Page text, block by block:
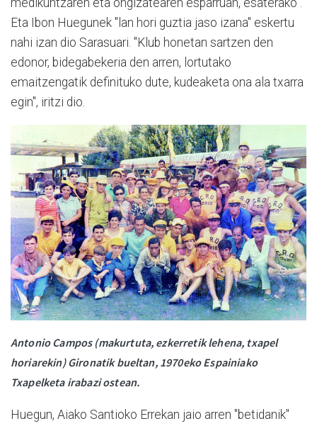
medikuntzaren eta ongizatearen esparruan, esaterako".
Eta Ibon Huegunek "lan hori guztia jaso izana" eskertu
nahi izan dio Sarasuari. "Klub honetan sartzen den
edonor, bidegabekeria den arren, lortutako
emaitzengatik definituko dute, kudeaketa ona ala txarra
egin", iritzi dio.
Antonio Campos (makurtuta, ezkerretik lehena, txapel
horiarekin) Gironatik bueltan, 1970eko Espainiako
Txapelketa irabazi ostean.
Huegun, Aiako Santioko Errekan jaio arren "betidanik"